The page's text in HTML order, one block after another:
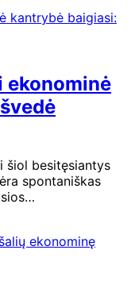
ekonominė
šiol besitęsiantys
spontaniškas